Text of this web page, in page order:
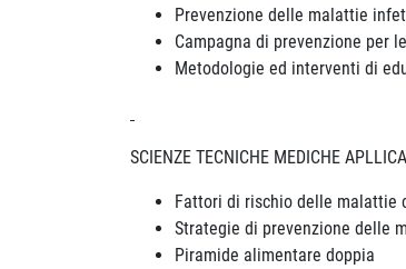
Prevenzione delle malattie
Campagna di prevenzione per
Metodologie ed interventi di
SCIENZE TECNICHE MEDICHE
Fattori di rischio delle malattie
Strategie di prevenzione delle
Piramide alimentare doppia